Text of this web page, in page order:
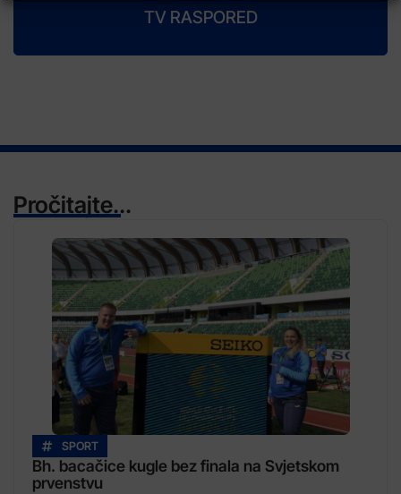
TV RASPORED
Pročitajte...
SPORT
Bh. bacačice kugle bez finala na Svjetskom
prvenstvu